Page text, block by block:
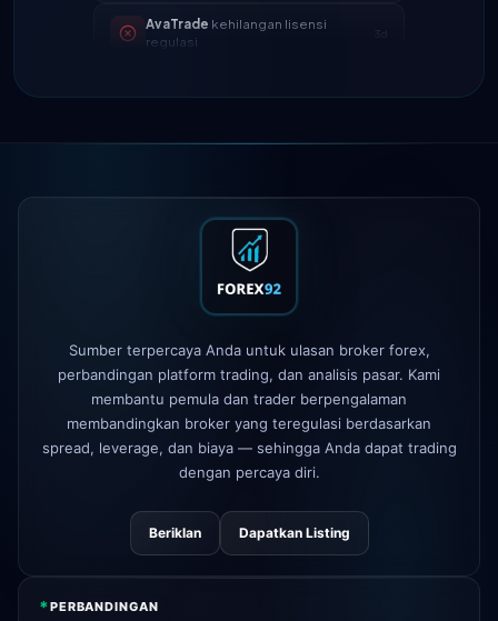
Tickmillkecepatan penarikan
sekarang 24 jam
2h
mengubah kebijakan leverage
— akun baru tanpa
regulasi
Tickmill
kecepatan penarikan
sekarang 24 jam
4d
Sumber terpercaya Anda untuk ulasan broker forex,
perbandingan platform trading, dan analisis pasar. Kami
membantu pemula dan trader berpengalaman
membandingkan broker yang teregulasi berdasarkan
spread, leverage, dan biaya — sehingga Anda dapat trading
dengan percaya diri.
Beriklan Dapatkan Listing
*PERBANDINGAN